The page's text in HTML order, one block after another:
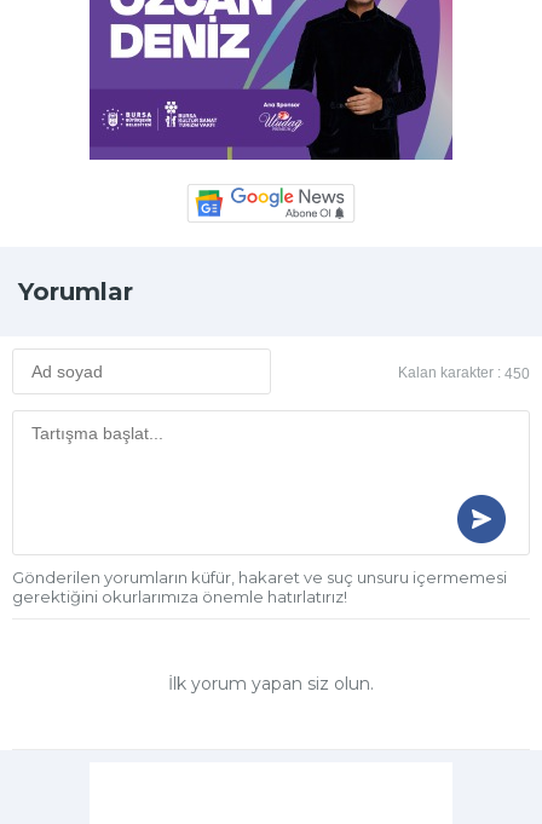
Yorumlar
Kalan karakter : 450
Gönderilen yorumların küfür, hakaret ve suç unsuru içermemesi
gerektiğini okurlarımıza önemle hatırlatırız!
İlk yorum yapan siz olun.